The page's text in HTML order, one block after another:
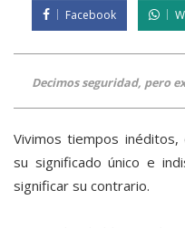
Facebook
Decimos seguridad, pero
Vivimos tiempos
su significado único e
significar su contrario.